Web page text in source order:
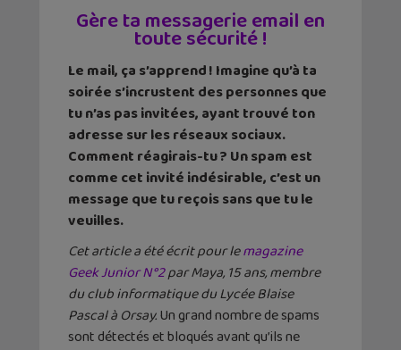
Gère ta messagerie email en
toute sécurité !
Le mail, ça s’apprend ! Imagine qu’à ta
soirée s’incrustent des personnes que
tu n’as pas invitées, ayant trouvé ton
adresse sur les réseaux sociaux.
Comment réagirais-tu ? Un spam est
comme cet invité indésirable, c’est un
message que tu reçois sans que tu le
veuilles.
Cet article a été écrit pour lemagazine
Geek Junior N°2parMaya, 15 ans, membre
du club informatique du Lycée Blaise
Pascal à Orsay.Un grand nombre de spams
sont détectés et bloqués avant qu’ils ne